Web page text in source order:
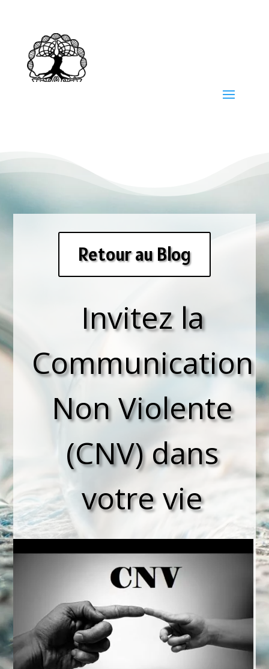
Retour au Blog
Invitez la
Communication
Non Violente
(CNV) dans
votre vie